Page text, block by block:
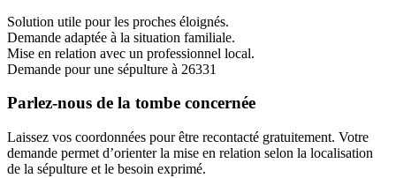
Solution utile pour les proches éloignés.
Demande adaptée à la situation familiale.
Mise en relation avec un professionnel local.
Demande pour une sépulture à 26331
Parlez-nous de la tombe concernée
Laissez vos coordonnées pour être recontacté gratuitement. Votre
demande permet d’orienter la mise en relation selon la localisation
de la sépulture et le besoin exprimé.